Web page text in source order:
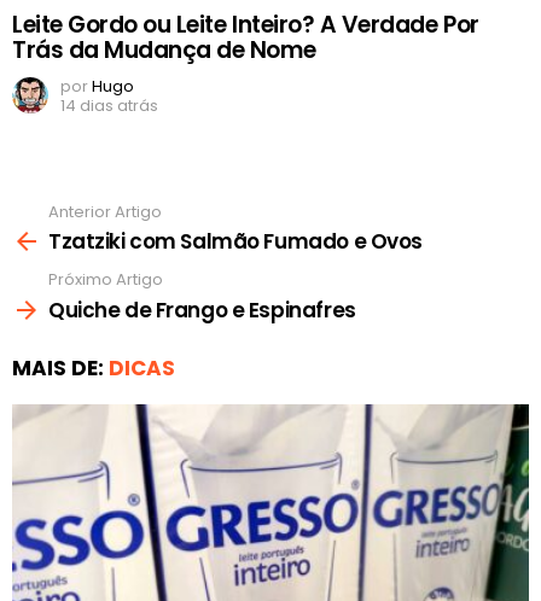
Leite Gordo ou Leite Inteiro? A Verdade Por
Trás da Mudança de Nome
porHugo
14 dias atrás
mais
Anterior Artigo
Tzatziki com Salmão Fumado e Ovos
Próximo Artigo
Quiche de Frango e Espinafres
MAIS DE: DICAS